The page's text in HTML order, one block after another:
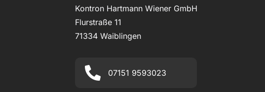
Kontron Hartmann Wiener GmbH
Flurstraße 11
71334 Waiblingen
07151 9593023